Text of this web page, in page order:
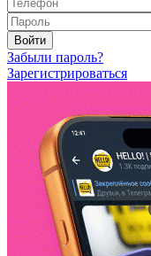
Войти
Забыли пароль?
Зарегистрироваться